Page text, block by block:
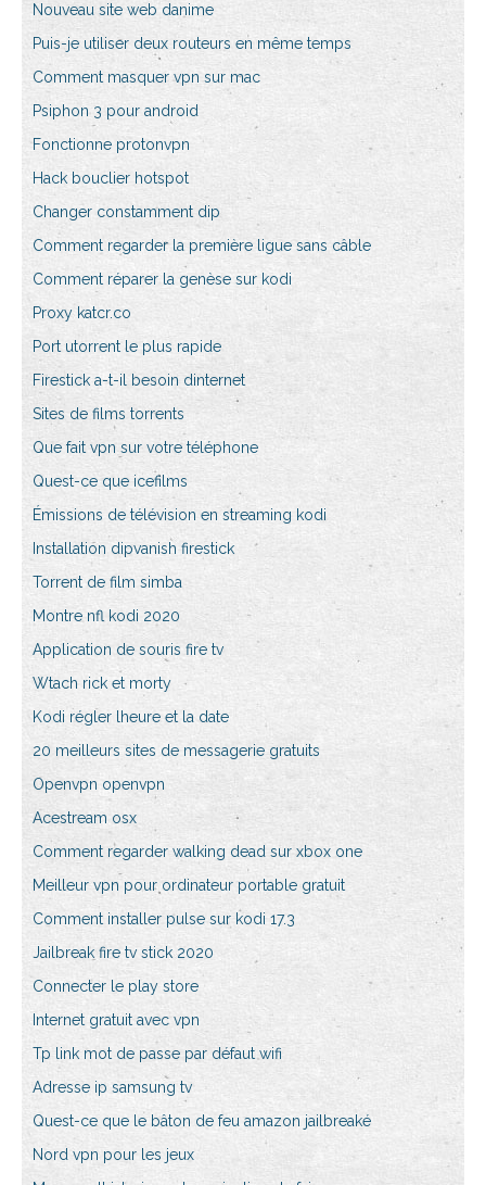
Nouveau site web danime
Puis-je utiliser deux routeurs en même temps
Comment masquer vpn sur mac
Psiphon 3 pour android
Fonctionne protonvpn
Hack bouclier hotspot
Changer constamment dip
Comment regarder la première ligue sans câble
Comment réparer la genèse sur kodi
Proxy katcr.co
Port utorrent le plus rapide
Firestick a-t-il besoin dinternet
Sites de films torrents
Que fait vpn sur votre téléphone
Quest-ce que icefilms
Émissions de télévision en streaming kodi
Installation dipvanish firestick
Torrent de film simba
Montre nfl kodi 2020
Application de souris fire tv
Wtach rick et morty
Kodi régler lheure et la date
20 meilleurs sites de messagerie gratuits
Openvpn openvpn
Acestream osx
Comment regarder walking dead sur xbox one
Meilleur vpn pour ordinateur portable gratuit
Comment installer pulse sur kodi 17.3
Jailbreak fire tv stick 2020
Connecter le play store
Internet gratuit avec vpn
Tp link mot de passe par défaut wifi
Adresse ip samsung tv
Quest-ce que le bâton de feu amazon jailbreaké
Nord vpn pour les jeux